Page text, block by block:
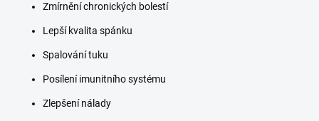
Zmírnění chronických bolestí
Lepší kvalita spánku
Spalování tuku
Posílení imunitního systému
Zlepšení nálady